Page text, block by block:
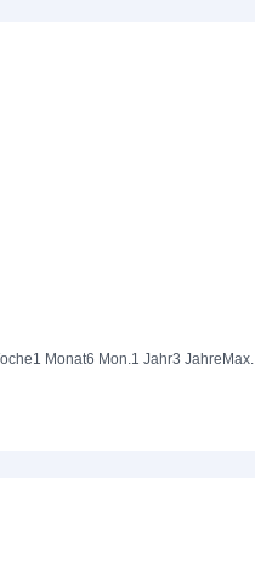
1 Monat6 Mon.1 Jahr3 Jahre Max.